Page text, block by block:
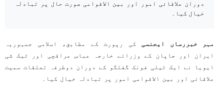
دوران علاقائی امور اور بین الاقوامی صورت حال پر تبادلہ
خیال کیا۔
مہر خبررساں ایجنسی کی رپورٹ کے مطابق، اسلامی جمہوریہ
ایران اور جاپان کے وزرائے خارجہ عباس عراقچی اور ٹیک شی
ایویا نے ایک ٹیلی فونک گفتگو کے دوران دوطرفہ تعلقات سمیت
علاقائی اور بین الاقوامی امور پر تبادلہ خیال کیا۔